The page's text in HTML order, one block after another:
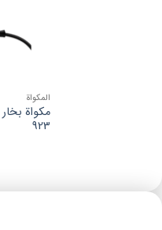
المكواة
923